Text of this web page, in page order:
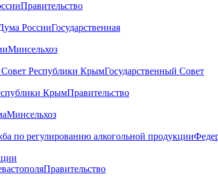
Правительство
Государственная
Минсельхоз
Государственный Совет
Правительство
Минсельхоз
Правительство